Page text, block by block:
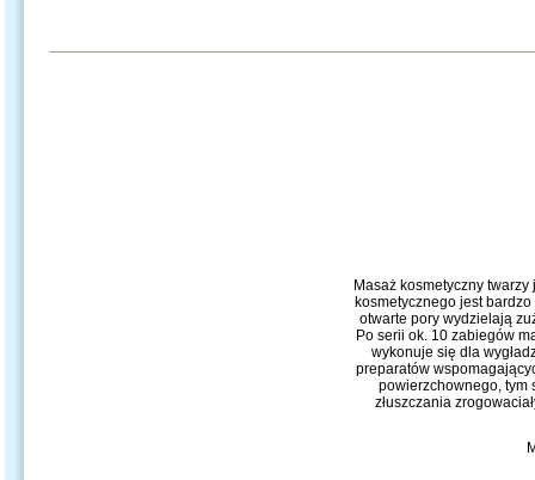
Masaż kosmetyczny
kosmetycznego jest
otwarte pory wydzielają
Po serii ok. 10 zabiegów
wykonuje się dla
preparatów
powierzchownego, tym
złuszczania